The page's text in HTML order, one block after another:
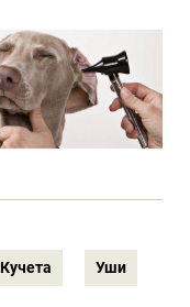
Кучета Уши